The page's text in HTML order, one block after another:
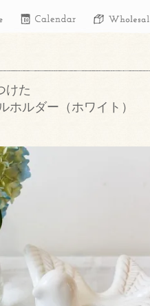
けた
ホルダー（ホワイト）